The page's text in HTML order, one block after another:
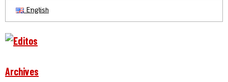
English
Archives